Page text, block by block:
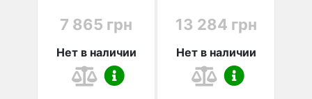
7 865 грн
Нет в наличии
13 284 грн
Нет в наличии